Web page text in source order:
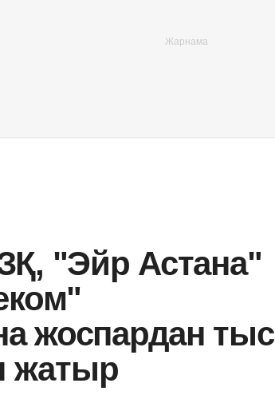
"Эйр Астана"
жоспардан тыс
жатыр